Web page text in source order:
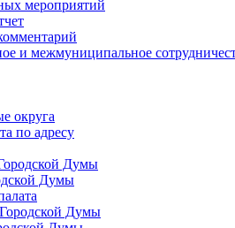
мероприятий
и межмуниципальное
округа
по адресу
Думы
Думы
Думы